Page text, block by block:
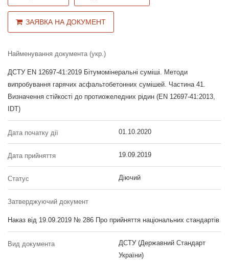
ЗАЯВКА НА ДОКУМЕНТ
Найменування документа (укр.)
ДСТУ EN 12697-41:2019 Бітумомінеральні суміші. Методи
випробування гарячих асфальтобетонних сумішей. Частина 41.
Визначення стійкості до протиожеледних рідин (EN 12697-41:2013,
IDT)
Дата початку дії 01.10.2020
Дата прийняття 19.09.2019
Статус Діючий
Затверджуючий документ
Наказ від 19.09.2019 № 286 Про прийняття національних стандартів
Вид документа
ДСТУ (Державний Стандарт
України)